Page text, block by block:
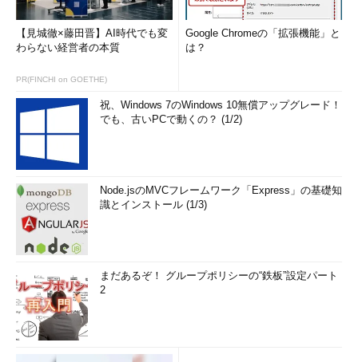
【見城徹×藤田晋】AI時代でも変
わらない経営者の本質
PR(FINCHI on GOETHE)
Google Chromeの「拡張機能」と
は？
祝、Windows 7のWindows 10無償アップグレード！
でも、古いPCで動くの？ (1/2)
Node.jsのMVCフレームワーク「Express」の基礎知
識とインストール (1/3)
まだあるぞ！ グループポリシーの“鉄板”設定パート
2